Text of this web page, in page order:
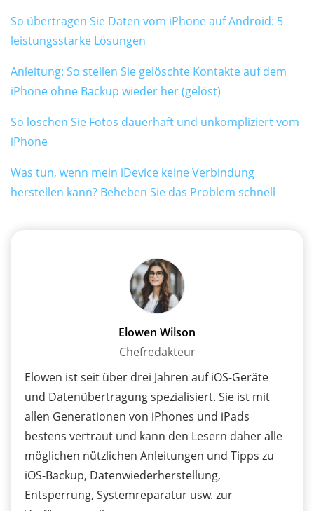
So übertragen Sie Daten vom iPhone auf Android: 5
leistungsstarke Lösungen
Anleitung: So stellen Sie gelöschte Kontakte auf dem
iPhone ohne Backup wieder her (gelöst)
So löschen Sie Fotos dauerhaft und unkompliziert vom
iPhone
Was tun, wenn mein iDevice keine Verbindung
herstellen kann? Beheben Sie das Problem schnell
Elowen Wilson
Chefredakteur
Elowen ist seit über drei Jahren auf iOS-Geräte
und Datenübertragung spezialisiert. Sie ist mit
allen Generationen von iPhones und iPads
bestens vertraut und kann den Lesern daher alle
möglichen nützlichen Anleitungen und Tipps zu
iOS-Backup, Datenwiederherstellung,
Entsperrung, Systemreparatur usw. zur